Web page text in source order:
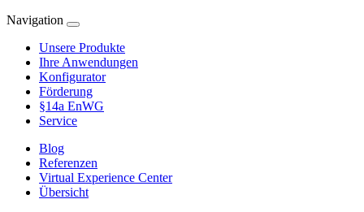
Navigation
Unsere Produkte
Ihre Anwendungen
Konfigurator
Förderung
§14a EnWG
Service
Blog
Referenzen
Virtual Experience Center
Übersicht